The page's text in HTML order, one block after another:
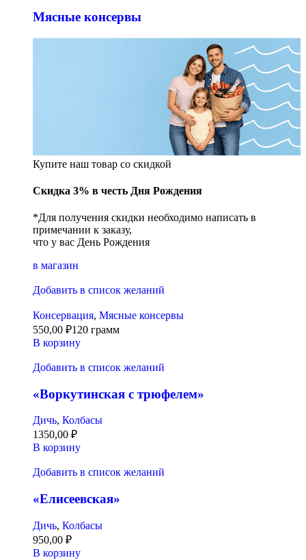
Мясные консервы
Купите наш товар со скидкой
Скидка 3% в честь Дня Рождения
*Для получения скидки необходимо написать в
примечании к заказу,
что у вас День Рождения
в магазин
Добавить в список желаний
Консервация, Мясные консервы
550,00 ₽120 грамм
В корзину
Добавить в список желаний
«Воркутинская с трюфелем»
Дичь, Колбасы
1350,00 ₽
В корзину
Добавить в список желаний
«Елисеевская»
Дичь, Колбасы
950,00 ₽
В корзину